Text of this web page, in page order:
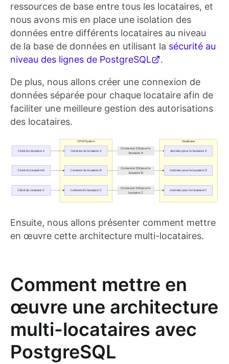
ressources de base entre tous les locataires, et
nous avons mis en place une isolation des
données entre différents locataires au niveau
de la base de données en utilisant la sécurité au
niveau des lignes de PostgreSQL
.
De plus, nous allons créer une connexion de
données séparée pour chaque locataire afin de
faciliter une meilleure gestion des autorisations
des locataires.
Ensuite, nous allons présenter comment mettre
en œuvre cette architecture multi-locataires.
Comment mettre en
œuvre une architecture
multi-locataires avec
PostgreSQL